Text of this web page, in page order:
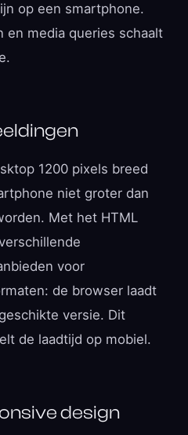
op een smartphone.
en media queries schaalt
1200 pixels breed
niet groter dan
Met het HTML
voor
de browser laadt
versie. Dit
de laadtijd op mobiel.
design